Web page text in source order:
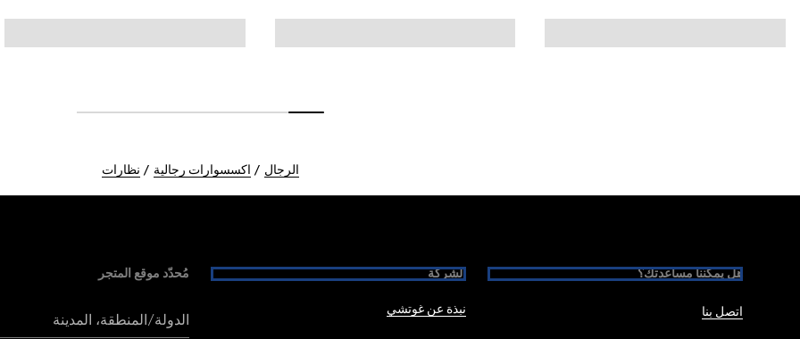
الرجال اكسسوارات رجالية نظارات
هل يمكننا مساعدتك؟
اتصل بنا
الشركة
نبذة عن غوتشي
مُحدّد موقع المتجر
الدولة/المنطقة، المدينة